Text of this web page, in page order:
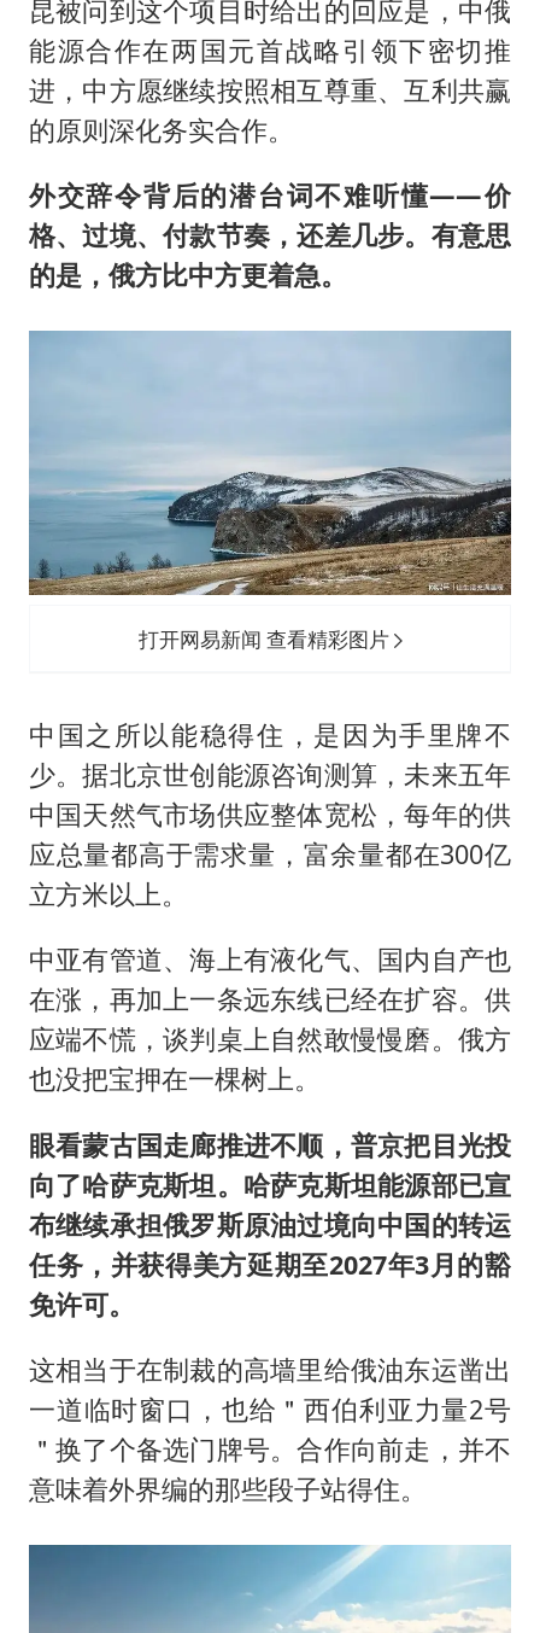
昆被问到这个项目时给出的回应是，中俄
能源合作在两国元首战略引领下密切推
进，中方愿继续按照相互尊重、互利共赢
的原则深化务实合作。
外交辞令背后的潜台词不难听懂——价
格、过境、付款节奏，还差几步。有意思
的是，俄方比中方更着急。
打开网易新闻 查看精彩图片
中国之所以能稳得住，是因为手里牌不
少。据北京世创能源咨询测算，未来五年
中国天然气市场供应整体宽松，每年的供
应总量都高于需求量，富余量都在300亿
立方米以上。
中亚有管道、海上有液化气、国内自产也
在涨，再加上一条远东线已经在扩容。供
应端不慌，谈判桌上自然敢慢慢磨。俄方
也没把宝押在一棵树上。
眼看蒙古国走廊推进不顺，普京把目光投
向了哈萨克斯坦。哈萨克斯坦能源部已宣
布继续承担俄罗斯原油过境向中国的转运
任务，并获得美方延期至2027年3月的豁
免许可。
这相当于在制裁的高墙里给俄油东运凿出
一道临时窗口，也给＂西伯利亚力量2号
＂换了个备选门牌号。合作向前走，并不
意味着外界编的那些段子站得住。